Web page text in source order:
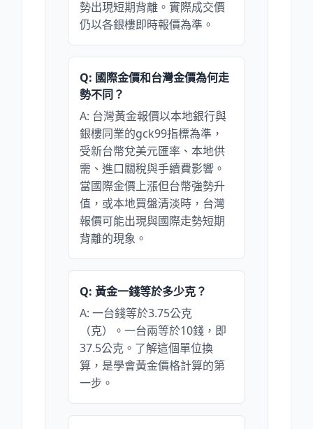
勢出現短期背離。實際成交價
仍以各銀樓即時報價為準。
Q: 國際金價和台灣金價為何走
勢不同？
A: 台灣黃金報價以本地銀行與
銀樓同業的gck99指標為準，
受新台幣兌美元匯率、本地供
需、進口關稅與手續費影響。
當國際金價上漲但台幣強勢升
值，或本地買盤清淡時，台灣
報價可能出現與國際走勢短期
背離的現象。
Q: 黃金一錢等於多少克？
A: 一台錢等於3.75公克
（克）。一台兩等於10錢，即
37.5公克。了解這個單位換
算，是學會黃金價格計算的第
一步。